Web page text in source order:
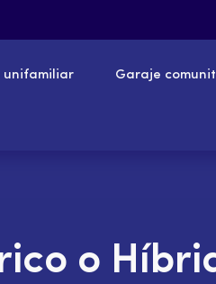
unifamiliar Garaje
o